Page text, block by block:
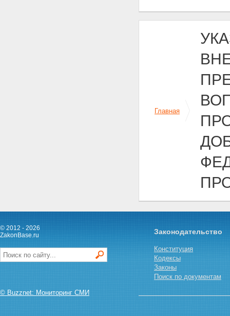
Главная
© 2012 - 2026
ZakonBase.ru
© Buzznet: Мониторинг СМИ
Законодательство
Конституция
Кодексы
Законы
Поиск по документам